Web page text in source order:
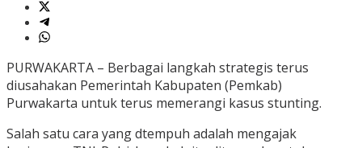
PURWAKARTA – Berbagai langkah strategis terus
diusahakan Pemerintah Kabupaten (Pemkab)
Purwakarta untuk terus memerangi kasus stunting.
Salah satu cara yang dtempuh adalah mengajak